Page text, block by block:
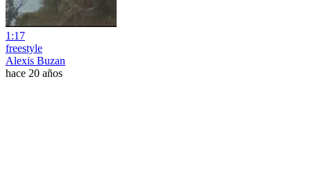
1:17
freestyle
Alexis Buzan
hace 20 años